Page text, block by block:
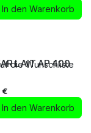
In den Warenkorb
LAIT AP 400
€
In den Warenkorb
die Wunschliste